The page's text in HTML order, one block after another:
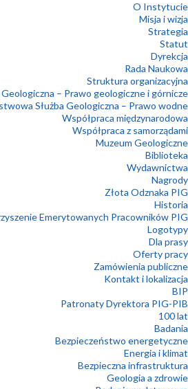
O Instytucie
Misja i wizja
Strategia
Statut
Dyrekcja
Rada Naukowa
Struktura organizacyjna
– Prawo geologiczne i górnicze
Służba Geologiczna – Prawo wodne
Współpraca międzynarodowa
Współpraca z samorządami
Muzeum Geologiczne
Biblioteka
Wydawnictwa
Nagrody
Złota Odznaka PIG
Historia
Emerytowanych Pracowników PIG
Logotypy
Dla prasy
Oferty pracy
Zamówienia publiczne
Kontakt i lokalizacja
BIP
Patronaty Dyrektora PIG-PIB
100 lat
Badania
Bezpieczeństwo energetyczne
Energia i klimat
Bezpieczna infrastruktura
Geologia a zdrowie